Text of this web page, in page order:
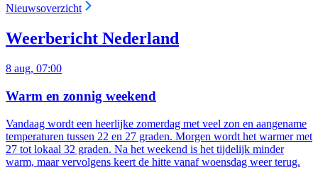
Nieuwsoverzicht
Weerbericht Nederland
8 aug, 07:00
Warm en zonnig weekend
Vandaag wordt een heerlijke zomerdag met veel zon en aangename
temperaturen tussen 22 en 27 graden. Morgen wordt het warmer met
27 tot lokaal 32 graden. Na het weekend is het tijdelijk minder
warm, maar vervolgens keert de hitte vanaf woensdag weer terug.